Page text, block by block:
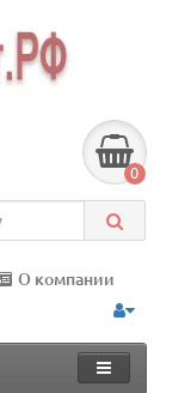
0
О компании